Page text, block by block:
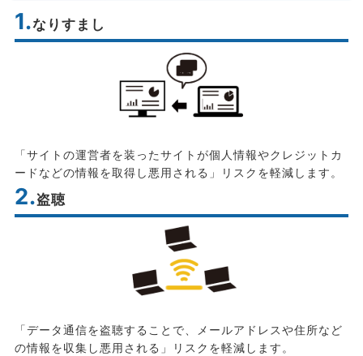
1.なりすまし
「サイトの運営者を装ったサイトが個人情報やクレジットカ
ードなどの情報を取得し悪用される」リスクを軽減します。
2.盗聴
「データ通信を盗聴することで、メールアドレスや住所など
の情報を収集し悪用される」リスクを軽減します。